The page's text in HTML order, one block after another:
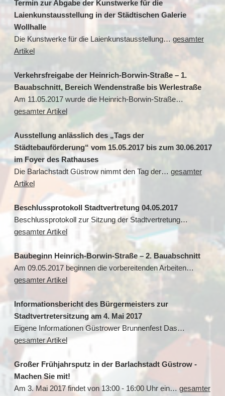
Termin zur Abgabe der Kunstwerke für die
Laienkunstausstellung in der Städtischen Galerie
Wollhalle
Die Kunstwerke für die Laienkunstausstellung… gesamter
Artikel
Verkehrsfreigabe der Heinrich-Borwin-Straße – 1.
Bauabschnitt, Bereich Wendenstraße bis Werlestraße
Am 11.05.2017 wurde die Heinrich-Borwin-Straße…
gesamter Artikel
Ausstellung anlässlich des „Tags der
Städtebauförderung“ vom 15.05.2017 bis zum 30.06.2017
im Foyer des Rathauses
Die Barlachstadt Güstrow nimmt den Tag der… gesamter
Artikel
Beschlussprotokoll Stadtvertretung 04.05.2017
Beschlussprotokoll zur Sitzung der Stadtvertretung…
gesamter Artikel
Baubeginn Heinrich-Borwin-Straße – 2. Bauabschnitt
Am 09.05.2017 beginnen die vorbereitenden Arbeiten…
gesamter Artikel
Informationsbericht des Bürgermeisters zur
Stadtvertretersitzung am 4. Mai 2017
Eigene Informationen Güstrower Brunnenfest Das…
gesamter Artikel
Großer Frühjahrsputz in der Barlachstadt Güstrow -
Machen Sie mit!
Am 3. Mai 2017 findet von 13:00 - 16:00 Uhr ein… gesamter